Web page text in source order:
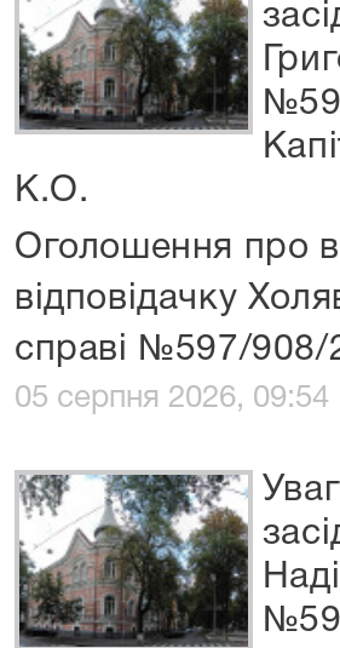
К.О.
Оголошення про
відповідачку
справі №597/908/
05 серпня 2026, 09:54